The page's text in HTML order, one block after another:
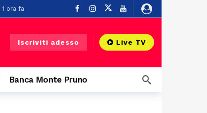
1 ora fa
Iscriviti adesso Live TV
Banca Monte Pruno